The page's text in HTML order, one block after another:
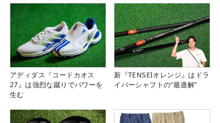
アディダス『コードカオス
27』は強烈な蹴りでパワーを
生む
新『TENSEIオレンジ』はドラ
イバーシャフトの“最適解”